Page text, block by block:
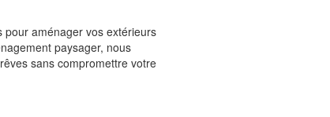
pour aménager vos extérieurs
paysager, nous
sans compromettre votre